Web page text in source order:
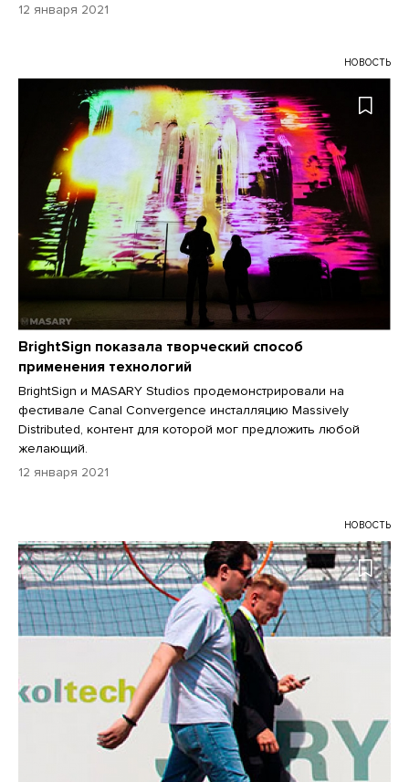
12 января 2021
НОВОСТЬ
BrightSign показала творческий способ
применения технологий
BrightSign и MASARY Studios продемонстрировали на
фестивале Canal Convergence инсталляцию Massively
Distributed, контент для которой мог предложить любой
желающий.
12 января 2021
НОВОСТЬ